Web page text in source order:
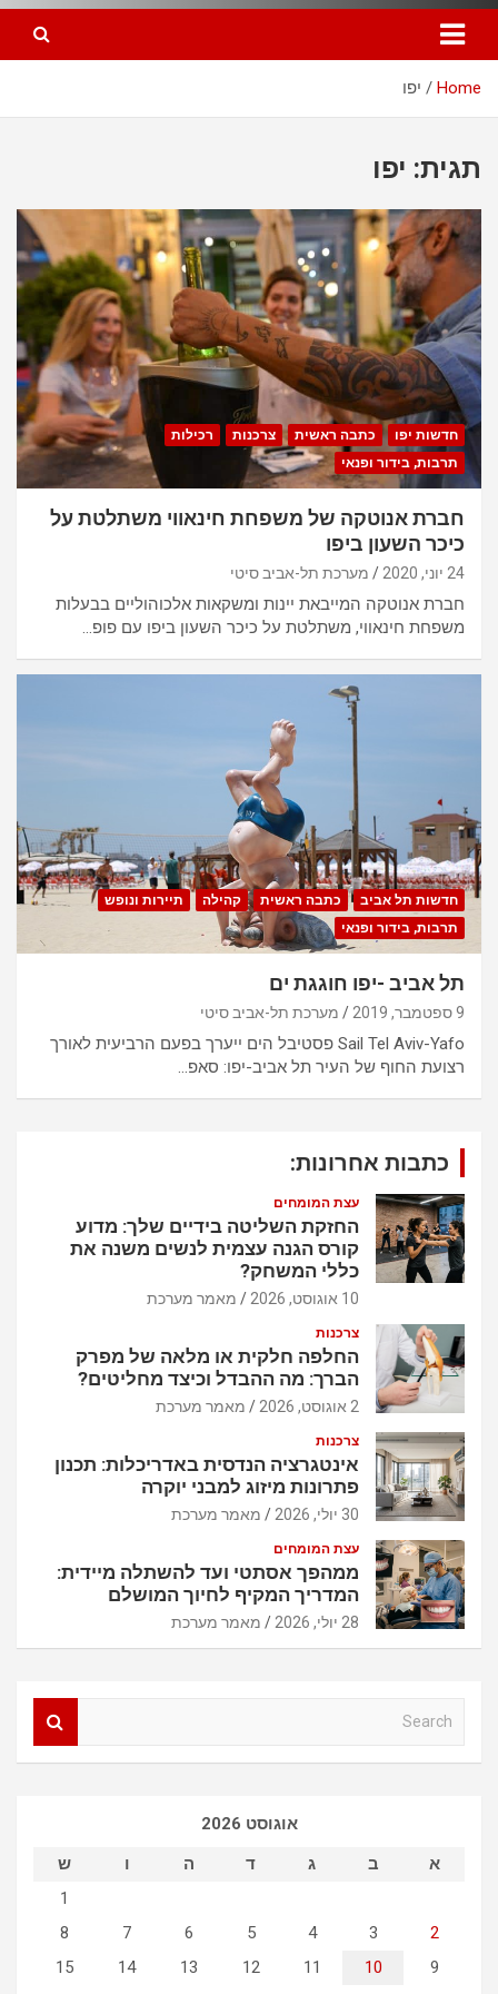
Home יפו
תגית: יפו
חדשות יפו כתבה ראשית צרכנות
רכילות
תרבות, בידור ופנאי
חברת אנוטקה של משפחת חינאווי משתלטת על
כיכר השעון ביפו
24 יוני, 2020 מערכת תל-אביב סיטי
חברת אנוטקה המייבאת יינות ומשקאות אלכוהוליים בבעלות
משפחת חינאווי, משתלטת על כיכר השעון ביפו עם פופ…
חדשות תל אביב כתבה ראשית קהילה
תיירות ונופש
תרבות, בידור ופנאי
תל אביב -יפו חוגגת ים
9 ספטמבר, 2019 מערכת תל-אביב סיטי
Sail Tel Aviv-Yafo פסטיבל הים ייערך בפעם הרביעית לאורך
רצועת החוף של העיר תל אביב-יפו: סאפ…
כתבות אחרונות:
עצת המומחים
החזקת השליטה בידיים שלך: מדוע
קורס הגנה עצמית לנשים משנה את
כללי המשחק?
10 אוגוסט, 2026 מאמר מערכת
צרכנות
החלפה חלקית או מלאה של מפרק
הברך: מה ההבדל וכיצד מחליטים?
2 אוגוסט, 2026 מאמר מערכת
צרכנות
אינטגרציה הנדסית באדריכלות: תכנון
פתרונות מיזוג למבני יוקרה
30 יולי, 2026 מאמר מערכת
עצת המומחים
ממהפך אסתטי ועד להשתלה מיידית:
המדריך המקיף לחיוך המושלם
28 יולי, 2026 מאמר מערכת
אוגוסט 2026
א
ב ג ד ה ו
ש
1
2
3
4
5
6
7
8
9
10
11
12
13
14
15